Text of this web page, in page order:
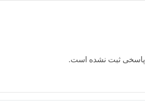
ثبت نشده است.